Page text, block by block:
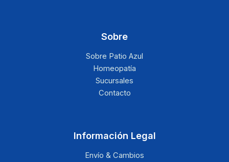
Sobre
Sobre Patio Azul
Homeopatía
Sucursales
Contacto
Información Legal
Envío & Cambios